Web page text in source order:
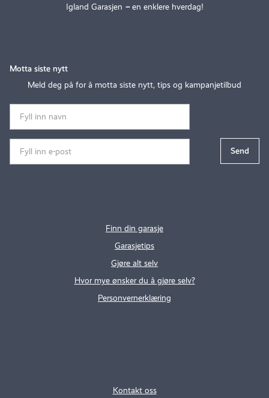
Igland Garasjen –en enklere hverdag!
Kontakt oss
Finn din garasje
Garasjetips
Gjøre alt selv
Hvor mye ønsker du å gjøre selv?
Personvernerklæring
Motta siste nytt
Meld deg på for å motta siste nytt, tips og kampanjetilbud